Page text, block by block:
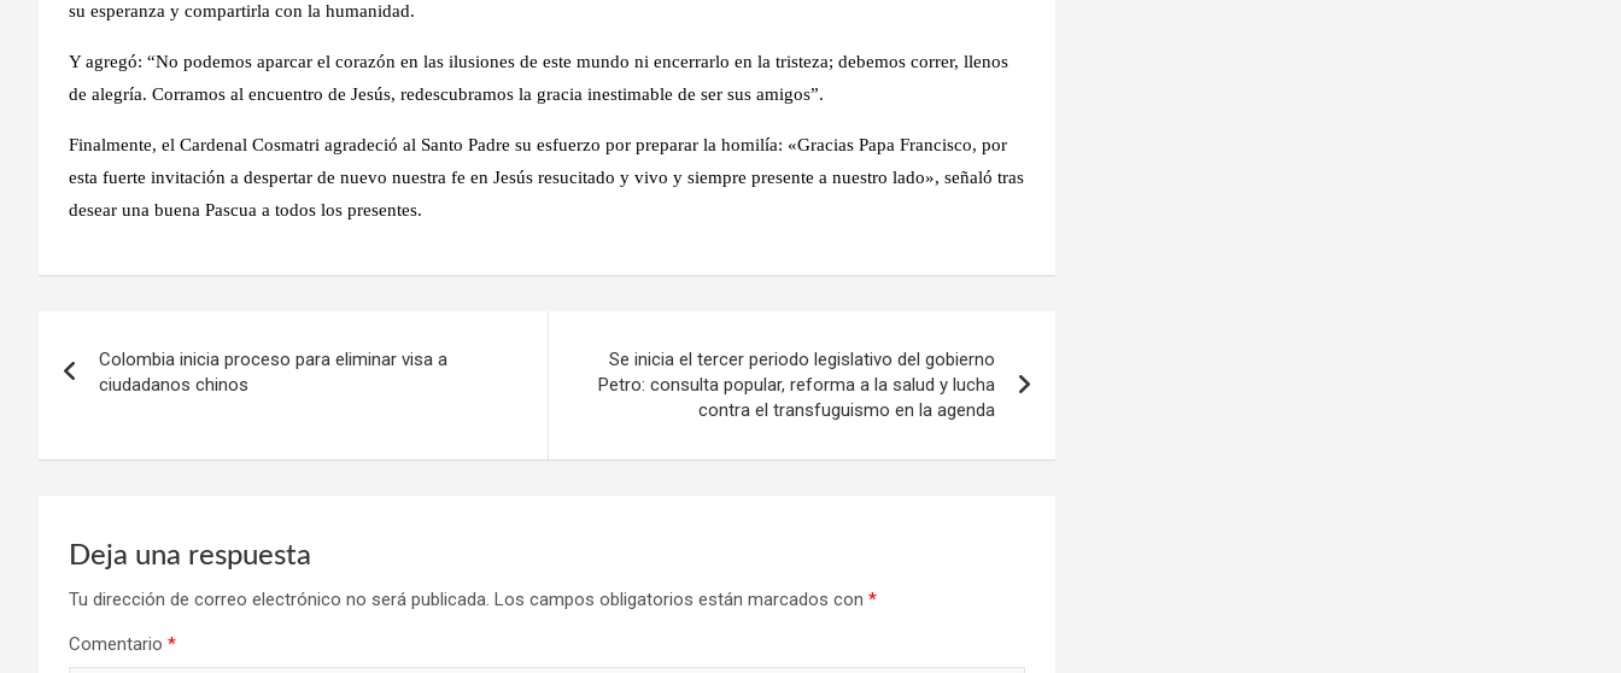
su esperanza y compartirla con la humanidad.
Y agregó: “No podemos aparcar el corazón en las ilusiones de este mundo ni encerrarlo en la tristeza; debemos correr, llenos
de alegría. Corramos al encuentro de Jesús, redescubramos la gracia inestimable de ser sus amigos”.
Finalmente, el Cardenal Cosmatri agradeció al Santo Padre su esfuerzo por preparar la homilía: «Gracias Papa Francisco, por
esta fuerte invitación a despertar de nuevo nuestra fe en Jesús resucitado y vivo y siempre presente a nuestro lado», señaló tras
desear una buena Pascua a todos los presentes.
de
Colombia inicia proceso para eliminar visa a
ciudadanos chinos
Se inicia el tercer periodo legislativo del gobierno
Petro: consulta popular, reforma a la salud y lucha
contra el transfuguismo en la agenda
Deja una respuesta
Tu dirección de correo electrónico no será publicada. Los campos obligatorios están marcados con *
Comentario *